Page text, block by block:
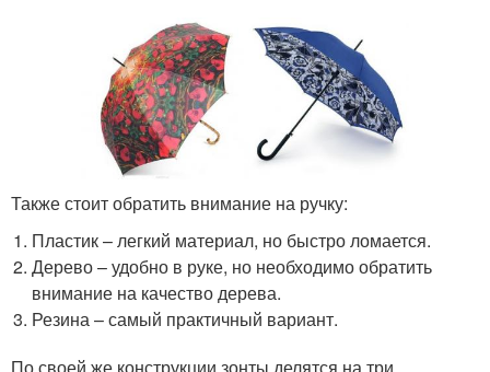
Также стоит обратить внимание на ручку:
Пластик – легкий материал, но быстро ломается.
Дерево – удобно в руке, но необходимо обратить
внимание на качество дерева.
Резина – самый практичный вариант.